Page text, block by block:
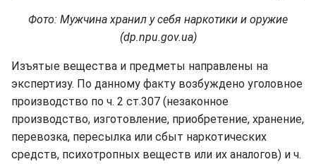
Фото: Мужчина хранил у себя наркотики и оружие
(dp.npu.gov.ua)
Изъятые вещества и предметы направлены на
экспертизу. По данному факту возбуждено уголовное
производство по ч. 2 ст.307 (незаконное
производство, изготовление, приобретение, хранение,
перевозка, пересылка или сбыт наркотических
средств, психотропных веществ или их аналогов) и ч.